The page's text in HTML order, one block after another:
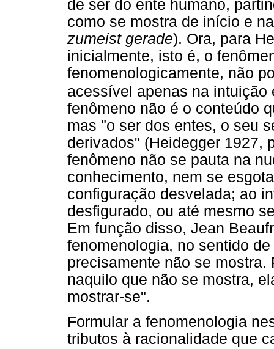
de ser do ente humano,
como se mostra de início e
zumeist gerade). Ora, para
inicialmente, isto é, o
fenomenologicamente, não
acessível apenas na intuição
fenômeno não é o conteúdo
mas "o ser dos entes, o seu
derivados" (Heidegger 1927,
fenômeno não se pauta na
conhecimento, nem se
configuração desvelada; ao
desfigurado, ou até mesmo
Em função disso, Jean
fenomenologia, no sentido
precisamente não se
naquilo que não se mostra,
mostrar-se".
Formular a fenomenologia
tributos à racionalidade que